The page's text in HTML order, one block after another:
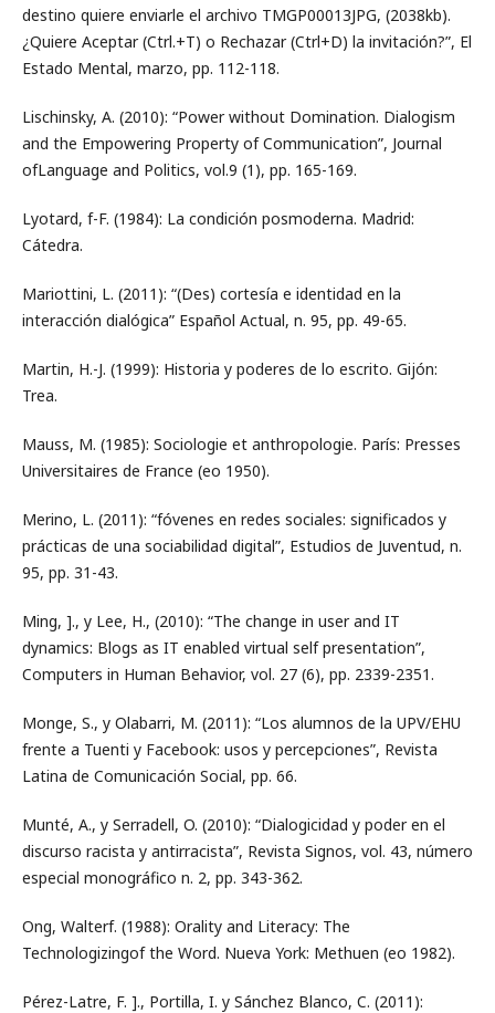
destino quiere enviarle el archivo TMGP00013JPG, (2038kb).
¿Quiere Aceptar (Ctrl.+T) o Rechazar (Ctrl+D) la invitación?”, El
Estado Mental, marzo, pp. 112-118.
Lischinsky, A. (2010): “Power without Domination. Dialogism
and the Empowering Property of Communication”, Journal
ofLanguage and Politics, vol.9 (1), pp. 165-169.
Lyotard, f-F. (1984): La condición posmoderna. Madrid:
Cátedra.
Mariottini, L. (2011): “(Des) cortesía e identidad en la
interacción dialógica” Español Actual, n. 95, pp. 49-65.
Martin, H.-J. (1999): Historia y poderes de lo escrito. Gijón:
Trea.
Mauss, M. (1985): Sociologie et anthropologie. París: Presses
Universitaires de France (eo 1950).
Merino, L. (2011): “fóvenes en redes sociales: significados y
prácticas de una sociabilidad digital”, Estudios de Juventud, n.
95, pp. 31-43.
Ming, ]., y Lee, H., (2010): “The change in user and IT
dynamics: Blogs as IT enabled virtual self presentation”,
Computers in Human Behavior, vol. 27 (6), pp. 2339-2351.
Monge, S., y Olabarri, M. (2011): “Los alumnos de la UPV/EHU
frente a Tuenti y Facebook: usos y percepciones”, Revista
Latina de Comunicación Social, pp. 66.
Munté, A., y Serradell, O. (2010): “Dialogicidad y poder en el
discurso racista y antirracista”, Revista Signos, vol. 43, número
especial monográfico n. 2, pp. 343-362.
Ong, Walterf. (1988): Orality and Literacy: The
Technologizingof the Word. Nueva York: Methuen (eo 1982).
Pérez-Latre, F. ]., Portilla, I. y Sánchez Blanco, C. (2011):